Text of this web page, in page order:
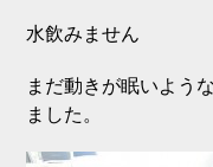
水飲みません
まだ動きが眠いよう
ました。